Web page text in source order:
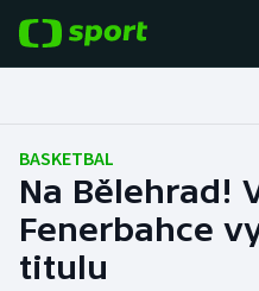
Fotbal
Hokej
Tenis
BASKETBAL
Na Bělehrad!
Fenerbahce
titulu